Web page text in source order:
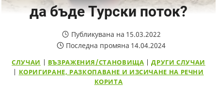
да бъде Турски поток?
Публикувана на 15.03.2022
Последна промяна 14.04.2024
СЛУЧАИ | ВЪЗРАЖЕНИЯ/СТАНОВИЩА |ДРУГИ СЛУЧАИ
| КОРИГИРАНЕ, РАЗКОПАВАНЕ И ИЗСИЧАНЕ НА РЕЧНИ
КОРИТА